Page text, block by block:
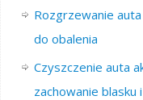
Rozgrzewanie
do obalenia
Czyszczenie auta
zachowanie blasku